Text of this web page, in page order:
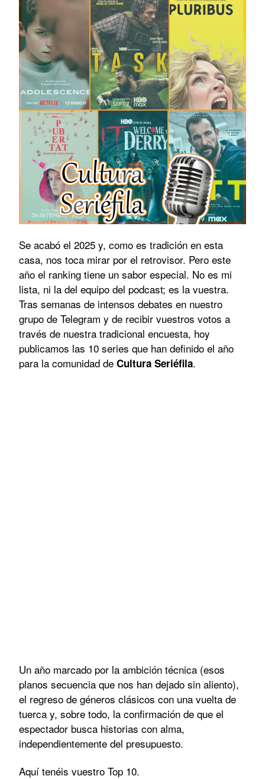
Se acabó el 2025 y, como es tradición en esta
casa, nos toca mirar por el retrovisor. Pero este
año el ranking tiene un sabor especial. No es mi
lista, ni la del equipo del podcast; es la vuestra.
Tras semanas de intensos debates en nuestro
grupo de Telegram y de recibir vuestros votos a
través de nuestra tradicional encuesta, hoy
publicamos las 10 series que han definido el año
para la comunidad de Cultura Seriéfila.
Un año marcado por la ambición técnica (esos
planos secuencia que nos han dejado sin aliento),
el regreso de géneros clásicos con una vuelta de
tuerca y, sobre todo, la confirmación de que el
espectador busca historias con alma,
independientemente del presupuesto.
Aquí tenéis vuestro Top 10.